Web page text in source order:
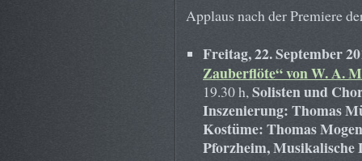
Applaus nach der Premiere
Freitag, 22. September
Zauberflöte“ von W. A.
19.30 h,Solisten und
Inszenierung: Thomas
Kostüme: Thomas
Pforzheim,